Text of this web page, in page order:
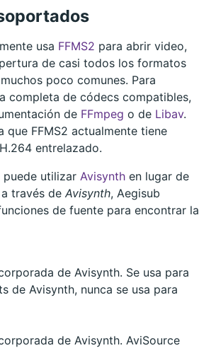
usa FFMS2 para abrir video,
de casi todos los formatos
poco comunes. Para
completa de códecs compatibles,
de FFmpeg o de Libav.
que FFMS2 actualmente tiene
entrelazado.
puede utilizar Avisynth en lugar de
través de Avisynth, Aegisub
de fuente para encontrar la
de Avisynth. Se usa para
de Avisynth, nunca se usa para
de Avisynth. AviSource